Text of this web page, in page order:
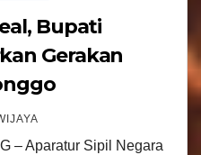
Bupati
Gerakan
– Aparatur Sipil Negara